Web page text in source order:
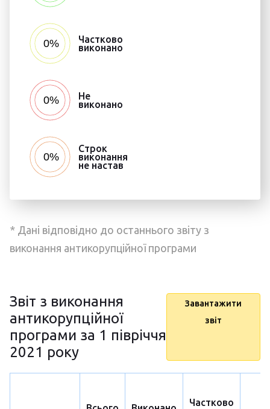
Частково
виконано
Не
виконано
Строк
виконання
не настав
* Дані відповідно до останнього звіту з
виконання антикорупційної програми
Звіт з виконання
антикорупційної
програми за 1 півріччя
2021 року
Завантажити
звіт
Частково